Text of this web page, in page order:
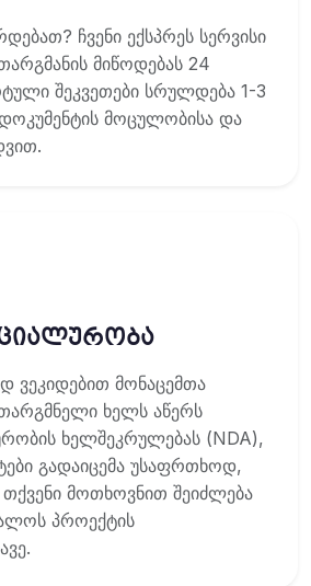
ჩვენი ექსპრეს სერვისი
მიწოდებას 24
შეკვეთები სრულდება 1-3
მოცულობისა და
ვეკიდებით მონაცემთა
ხელს აწერს
ხელშეკრულებას (NDA),
გადაიცემა უსაფრთხოდ,
მოთხოვნით შეიძლება
პროექტის